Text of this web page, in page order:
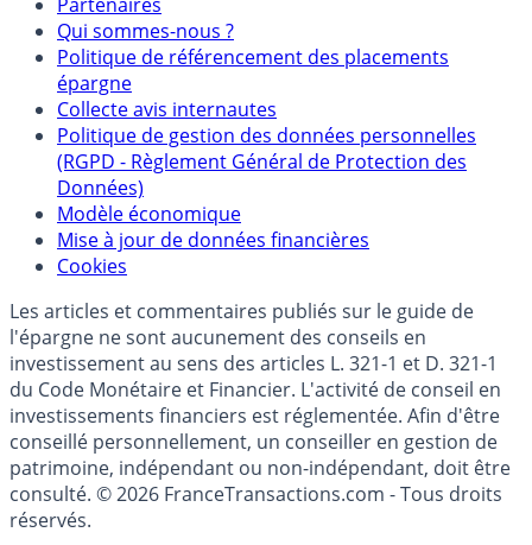
Mentions légales et Conditions d’utilisation
Partenaires
Qui sommes-nous ?
Politique de référencement des placements
épargne
Collecte avis internautes
Politique de gestion des données personnelles
(RGPD - Règlement Général de Protection des
Données)
Modèle économique
Mise à jour de données financières
Cookies
Les articles et commentaires publiés sur le guide de
l'épargne ne sont aucunement des conseils en
investissement au sens des articles L. 321-1 et D. 321-1
du Code Monétaire et Financier. L'activité de conseil en
investissements financiers est réglementée. Afin d'être
conseillé personnellement, un conseiller en gestion de
patrimoine, indépendant ou non-indépendant, doit être
consulté. © 2026 FranceTransactions.com - Tous droits